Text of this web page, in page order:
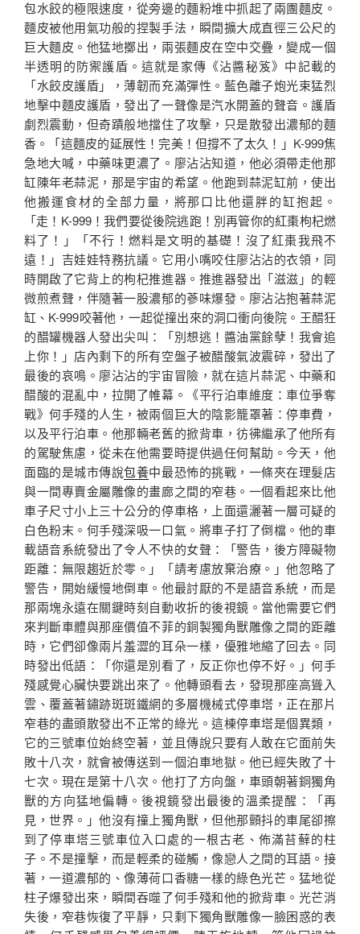
包水餃的極限速度，從旁邊的麵粉堆中抓起了兩團麵皮。
麵皮被他用氣功般的捏製手法，瞬間擴大成直徑三公尺的
巨大麵皮。他猛地擲出，兩張麵皮在空中交疊，變成一個
半透明的防禦護盾。這就是家傳《沾醬秘笈》中記載的
「水餃皮護盾」，薄韌而充滿彈性。藍色離子炮光束猛烈
地擊中麵皮護盾，發出了一聲像是汽水開蓋的聲音。護盾
劇烈震動，但奇蹟般地擋住了攻擊，只是散發出濃郁的麵
香。「這麵皮的延展性！完美！但撐不了太久！」K-999焦
急地大喊，中藥味更濃了。廖沾沾知道，他必須帶走他那
缸陳年老蒜泥，那是宇宙的希望。他跑到蒜泥缸前，使出
他搬運食材的全部力量，將那口比他還胖的缸抱起。
「走！K-999！我們要從後院逃跑！別再管你的紅棗枸杞燃
料了！」「不行！燃料是文明的基礎！沒了紅棗我飛不
遠！」吉娃娃特務抗議。它用小嘴咬住廖沾沾的衣領，同
時開啟了它背上的枸杞推進器。推進器發出「滋滋」的輕
微煎煮聲，伴隨著一股濃郁的蔘味爆發。廖沾沾抱著蒜泥
缸、K-999咬著他，一起從撞出來的洞口衝向後院。王醋狂
的醋罐機器人發出尖叫：「別想逃！醬油黨餘孽！我會追
上你！」店內剩下的所有空盤子被醋酸氣波震碎，發出了
最後的哀鳴。廖沾沾的宇宙冒險，就在這片蒜泥、中藥和
醋酸的混亂中，拉開了帷幕。《平行泊車維度：車位爭奪
戰》何手殘的人生，被兩個巨大的陰影籠罩著：停車費，
以及平行泊車。他那輛老舊的掀背車，彷彿繼承了他所有
的駕駛焦慮，從未在他需要時提供過任何幫助。今天，他
面臨的是城市傳說包養中最恐怖的挑戰，一條夾在理髮店
與一間專賣金屬雕像的畫廊之間的窄巷。一個看起來比他
車子尺寸小上三十公分的停車格，上面還灑著一層可疑的
白色粉末。何手殘深吸一口氣。將車子打了倒檔。他的車
載語音系統發出了令人不快的女聲：「警告，後方障礙物
距離：無限趨近於零。」「請考慮放棄治療。」他忽略了
警告，開始緩慢地倒車。他最討厭的不是語音系統，而是
那兩塊永遠在關鍵時刻自動收折的後視鏡。當他需要它們
來判斷車體與那座價值不菲的銅製獨角獸雕像之間的距離
時，它們卻像兩片羞澀的耳朵一樣，優雅地縮了回去。同
時發出低語：「你還是別看了，反正你也停不好。」何手
殘感覺心臟快要跳出來了。他轉頭看去，發現那座高聳入
雲、覆蓋著鏽跡斑斑鐵網的多層機械式停車塔，正在那片
窄巷的盡頭散發出不正常的綠光。這棟停車塔是個異類，
它的三號車位始終空著，並且傳說只要有人敢在它面前失
敗十八次，就會被傳送到一個泊車地獄。他已經失敗了十
七次。現在是第十八次。他打了方向盤，車頭朝著銅獨角
獸的方向猛地偏轉。後視鏡發出最後的溫柔提醒：「再
見，世界。」他沒有撞上獨角獸，但他那顫抖的車尾卻擦
到了停車塔三號車位入口處的一根古老、佈滿苔蘚的柱
子。不是撞擊，而是輕柔的碰觸，像戀人之間的耳語。接
著，一道濃郁的、像薄荷口香糖一樣的綠色光芒。猛地從
柱子爆發出來，瞬間吞噬了何手殘和他的掀背車。光芒消
失後，窄巷恢復了平靜，只剩下獨角獸雕像一臉困惑的表